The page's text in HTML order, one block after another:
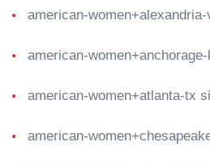
american-
american-
american-women+atlanta-tx
american-